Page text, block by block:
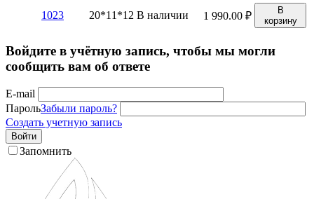
1023
20*11*12 В наличии 1 990.00 ₽
В
корзину
Войдите в учётную запись, чтобы мы могли
сообщить вам об ответе
E-mail
ПарольЗабыли пароль?
Создать учетную запись
Войти
Запомнить